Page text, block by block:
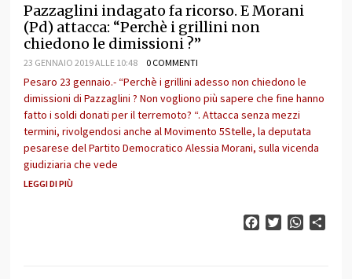
Pazzaglini indagato fa ricorso. E Morani
(Pd) attacca: “Perchè i grillini non
chiedono le dimissioni ?”
23 GENNAIO 2019 ALLE 10:48 0 COMMENTI
Pesaro 23 gennaio.- “Perchè i grillini adesso non chiedono le
dimissioni di Pazzaglini ? Non vogliono più sapere che fine hanno
fatto i soldi donati per il terremoto? “. Attacca senza mezzi
termini, rivolgendosi anche al Movimento 5Stelle, la deputata
pesarese del Partito Democratico Alessia Morani, sulla vicenda
giudiziaria che vede
LEGGI DI PIÙ
FacebookTwitter